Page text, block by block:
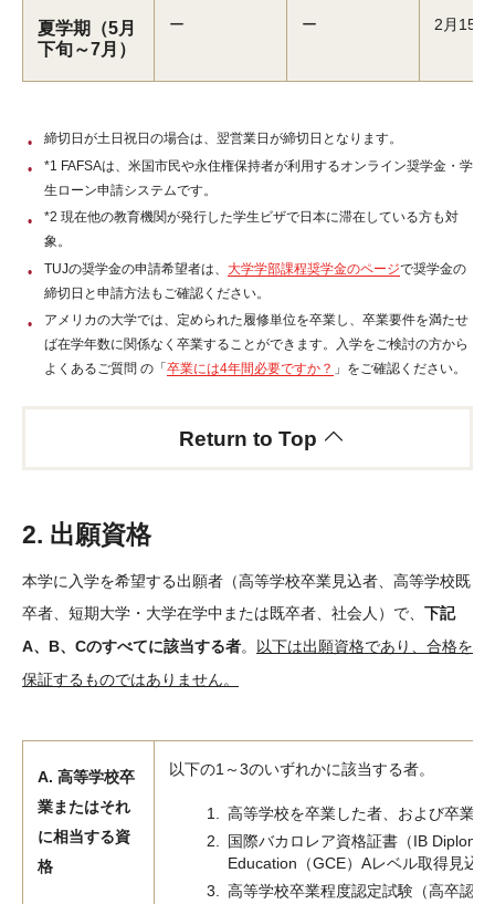
夏学期（5月
下旬～7月）
ー ー 2月15日
締切日が土日祝日の場合は、翌営業日が締切日となります。
*1 FAFSAは、米国市民や永住権保持者が利用するオンライン奨学金・学
生ローン申請システムです。
*2 現在他の教育機関が発行した学生ビザで日本に滞在している方も対
象。
TUJの奨学金の申請希望者は、 大学学部課程奨学金のページで奨学金の
締切日と申請方法もご確認ください。
アメリカの大学では、定められた履修単位を卒業し、卒業要件を満たせ
ば在学年数に関係なく卒業することができます。入学をご検討の方から
よくあるご質問 の「 卒業には4年間必要ですか？ 」をご確認ください。
Return to Top
2. 出願資格
本学に入学を希望する出願者（高等学校卒業見込者、高等学校既
卒者、短期大学・大学在学中または既卒者、社会人）で、 下記
A、B、Cのすべてに該当する者。 以下は出願資格であり、合格を
保証するものではありません。
A. 高等学校卒
業またはそれ
に相当する資
格
以下の1～3のいずれかに該当する者。
高等学校を卒業した者、および卒業見
国際バカロレア資格証書（IB
Education（GCE）Aレベル取得見込
高等学校卒業程度認定試験（高卒認